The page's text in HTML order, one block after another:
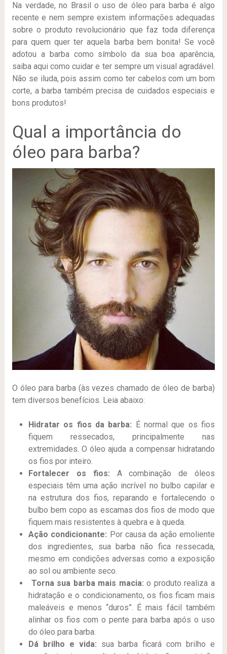
Na verdade, no Brasil o uso de óleo para barba é algo
recente e nem sempre existem informações adequadas
sobre o produto revolucionário que faz toda diferença
para quem quer ter aquela barba bem bonita! Se você
adotou a barba como símbolo da sua boa aparência,
saiba aqui como cuidar e ter sempre um visual agradável.
Não se iluda, pois assim como ter cabelos com um bom
corte, a barba também precisa de cuidados especiais e
bons produtos!
Qual a importância do
óleo para barba?
O óleo para barba (às vezes chamado de óleo de barba)
tem diversos benefícios. Leia abaixo:
Hidratar os fios da barba: É normal que os fios
fiquem ressecados, principalmente nas
extremidades. O óleo ajuda a compensar hidratando
os fios por inteiro.
Fortalecer os fios: A combinação de óleos
especiais têm uma ação incrível no bulbo capilar e
na estrutura dos fios, reparando e fortalecendo o
bulbo bem copo as escamas dos fios de modo que
fiquem mais resistentes à quebra e à queda.
Ação condicionante: Por causa da ação emoliente
dos ingredientes, sua barba não fica ressecada,
mesmo em condições adversas como a exposição
ao sol ou ambiente seco.
Torna sua barba mais macia: o produto realiza a
hidratação e o condicionamento, os fios ficam mais
maleáveis e menos “duros”. É mais fácil também
alinhar os fios com o pente para barba após o uso
do óleo para barba.
Dá brilho e vida: sua barba ficará com brilho e